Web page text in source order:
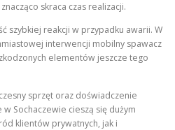
skraca czas realizacji.
szybkiej reakcji w przypadku awarii. W
interwencji mobilny spawacz
elementów jeszcze tego
sprzęt oraz doświadczenie
w Sochaczewie cieszą się dużym
klientów prywatnych, jak i